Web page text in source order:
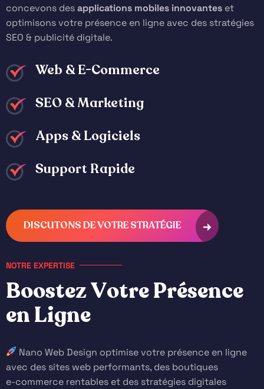
concevons desapplications mobiles innovantes et
optimisons votre présence en ligne avec des stratégies
SEO & publicité digitale.
Web & E-Commerce
SEO & Marketing
Apps & Logiciels
Support Rapide
DISCUTONS DE VOTRE STRATÉGIE
NOTRE EXPERTISE
BoostezVotrePrésence
enLigne
Nano Web Design optimise votre présence en ligne
avec des sites web performants, des boutiques
e-commerce rentables et des stratégies digitales